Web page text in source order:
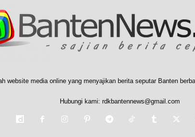
website media online yang menyajikan berita seputar Banten
Hubungi kami: rdkbantennews@gmail.com